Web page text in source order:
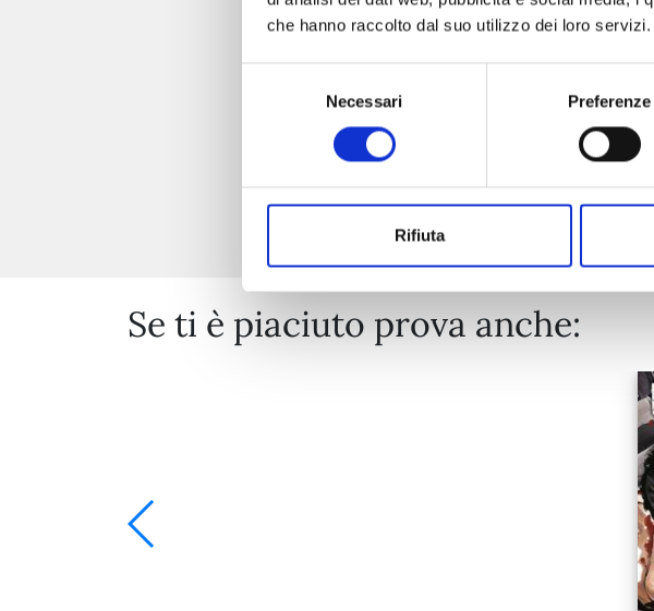
che hanno raccolto dal suo utilizzo dei loro servizi.
Necessari Preferenze
Rifiuta
€
Se ti è piaciuto prova anche: